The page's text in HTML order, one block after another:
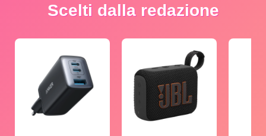
Scelti dalla redazione